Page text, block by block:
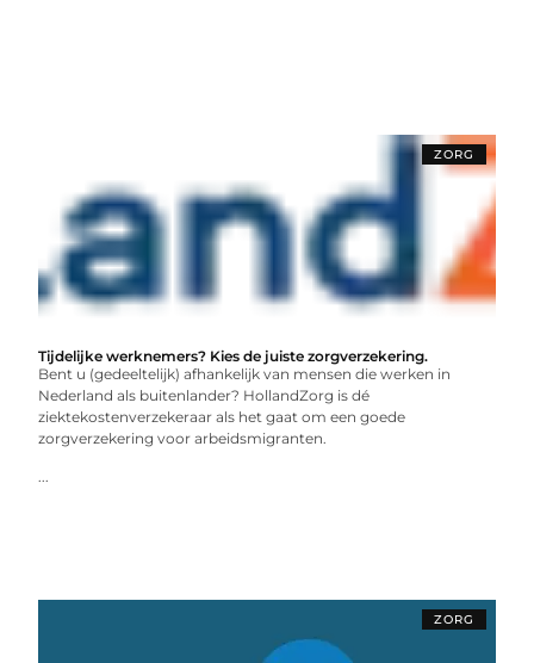
ZORG
Tijdelijke werknemers? Kies de juiste zorgverzekering.
Bent u (gedeeltelijk) afhankelijk van mensen die werken in
Nederland als buitenlander? HollandZorg is dé
ziektekostenverzekeraar als het gaat om een goede
zorgverzekering voor arbeidsmigranten.
...
ZORG